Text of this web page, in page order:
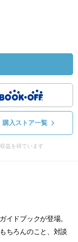
購入ストア一覧
益を得ています
イドブックが登場。
ちろんのこと、対談